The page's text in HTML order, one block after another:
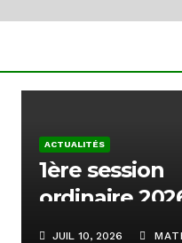
ACTUALITÉS
1ère session
ordinaire
HARC
JUIL 10, 2026